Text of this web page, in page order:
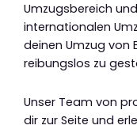
Umzugsbereich
internationalen
deinen Umzug von
reibungslos zu
Unser Team von
dir zur Seite und